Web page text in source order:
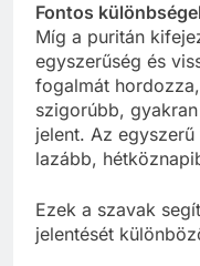
Fontos
Míg a puritán
egyszerűség és
fogalmát
szigorúbb,
jelent. Az
lazább,
Ezek a szavak
jelentését